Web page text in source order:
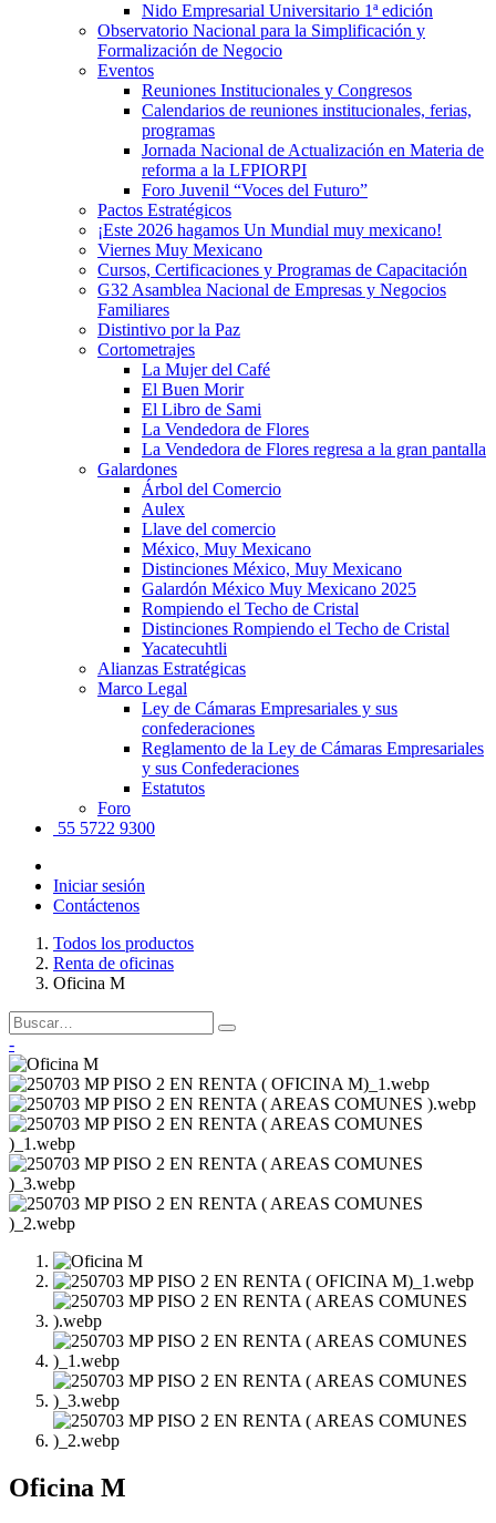
Nido Empresarial Universitario 1ª edición
Observatorio Nacional para la Simplificación y
Formalización de Negocio
Eventos
Reuniones Institucionales y Congresos
Calendarios de reuniones institucionales, ferias,
programas
Jornada Nacional de Actualización en Materia de
reforma a la LFPIORPI
Foro Juvenil “Voces del Futuro”
Pactos Estratégicos
¡Este 2026 hagamos Un Mundial muy mexicano!
Viernes Muy Mexicano
Cursos, Certificaciones y Programas de Capacitación
G32 Asamblea Nacional de Empresas y Negocios
Familiares
Distintivo por la Paz
Cortometrajes
La Mujer del Café
El Buen Morir
El Libro de Sami
La Vendedora de Flores
La Vendedora de Flores regresa a la gran pantalla
Galardones
Árbol del Comercio
Aulex
Llave del comercio
México, Muy Mexicano
Distinciones México, Muy Mexicano
Galardón México Muy Mexicano 2025
Rompiendo el Techo de Cristal
Distinciones Rompiendo el Techo de Cristal
Yacatecuhtli
Alianzas Estratégicas
Marco Legal
Ley de Cámaras Empresariales y sus
confederaciones
Reglamento de la Ley de Cámaras Empresariales
y sus Confederaciones
Estatutos
Foro
55 5722 9300
Iniciar sesión
Contáctenos
Todos los productos
Renta de oficinas
Oficina M
-
Oficina M